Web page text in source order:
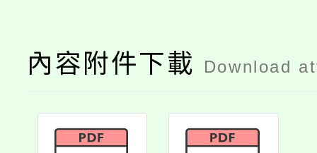
內容附件下載 Download